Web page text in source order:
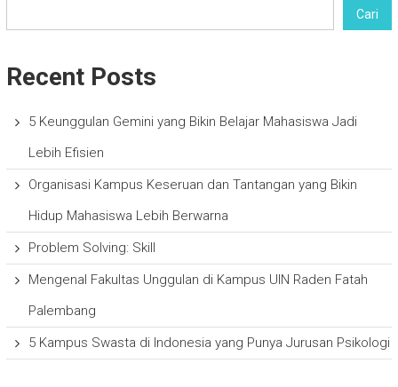
Cari
Recent Posts
5 Keunggulan Gemini yang Bikin Belajar Mahasiswa Jadi
Lebih Efisien
Organisasi Kampus Keseruan dan Tantangan yang Bikin
Hidup Mahasiswa Lebih Berwarna
Problem Solving: Skill
Mengenal Fakultas Unggulan di Kampus UIN Raden Fatah
Palembang
5 Kampus Swasta di Indonesia yang Punya Jurusan Psikologi